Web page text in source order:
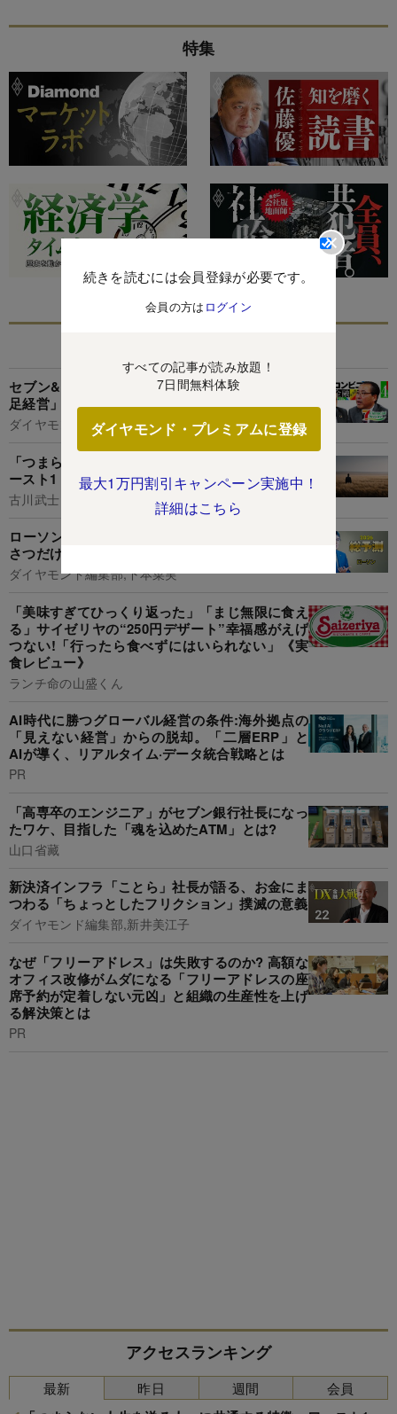
続きを読むには会員登録が必要です。
会員の方は ログイン
すべての記事が読み放題！
7日間無料体験
ダイヤモンド・プレミアムに登録
最大1万円割引キャンペーン実施中！
詳細はこちら
特集
セブン&アイの金融2トップが語る、「ATM一本
足経営」脱却の真実味
ダイヤモンド編集部,中村正毅
「つまらない人生を送る人」に共通する特徴・ワ
ースト1
古川武士
ローソン社長「店員は最終的に1人、仕事はあい
さつだけ」テック化したコンビニの未来図を語る
ダイヤモンド編集部,下本菜実
「美味すぎてひっくり返った」「まじ無限に食え
る」サイゼリヤの“250円デザート”幸福感がえげ
つない!「行ったら食べずにはいられない」《実
食レビュー》
ランチ命の山盛くん
AI時代に勝つグローバル経営の条件:海外拠点の
「見えない経営」からの脱却。「二層ERP」と
AIが導く、リアルタイム·データ統合戦略とは
PR
「高専卒のエンジニア」がセブン銀行社長になっ
たワケ、目指した「魂を込めたATM」とは?
山口省藏
新決済インフラ「ことら」社長が語る、お金にま
つわる「ちょっとしたフリクション」撲滅の意義
ダイヤモンド編集部,新井美江子
なぜ「フリーアドレス」は失敗するのか? 高額な
オフィス改修がムダになる「フリーアドレスの座
席予約が定着しない元凶」と組織の生産性を上げ
る解決策とは
PR
アクセスランキング
最新 昨日 週間 会員